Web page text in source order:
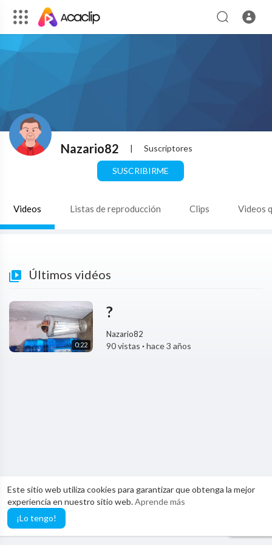
Este sitio web utiliza cookies para garantizar que obtenga la mejor
experiencia en nuestro sitio web.Aprende más
¡Lo tengo!
Nazario82 | Suscriptores
SUSCRIBIRME
Videos Listas de reproducción Clips Videos
Últimos vidéos
0:22
?
Nazario82
90 vistas ·hace 3 años